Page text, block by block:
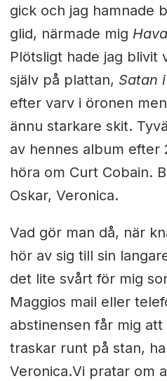
gick och jag hamnade
glid, närmade mig
Plötsligt hade jag blivit
själv på plattan, Satan
efter varv i öronen
ännu starkare skit.
av hennes album efter
höra om Curt Cobain.
Oskar, Veronica.
Vad gör man då, när
hör av sig till sin
det lite svårt för mig
Maggios mail eller
abstinensen får mig
traskar runt på stan,
Veronica.Vi pratar om